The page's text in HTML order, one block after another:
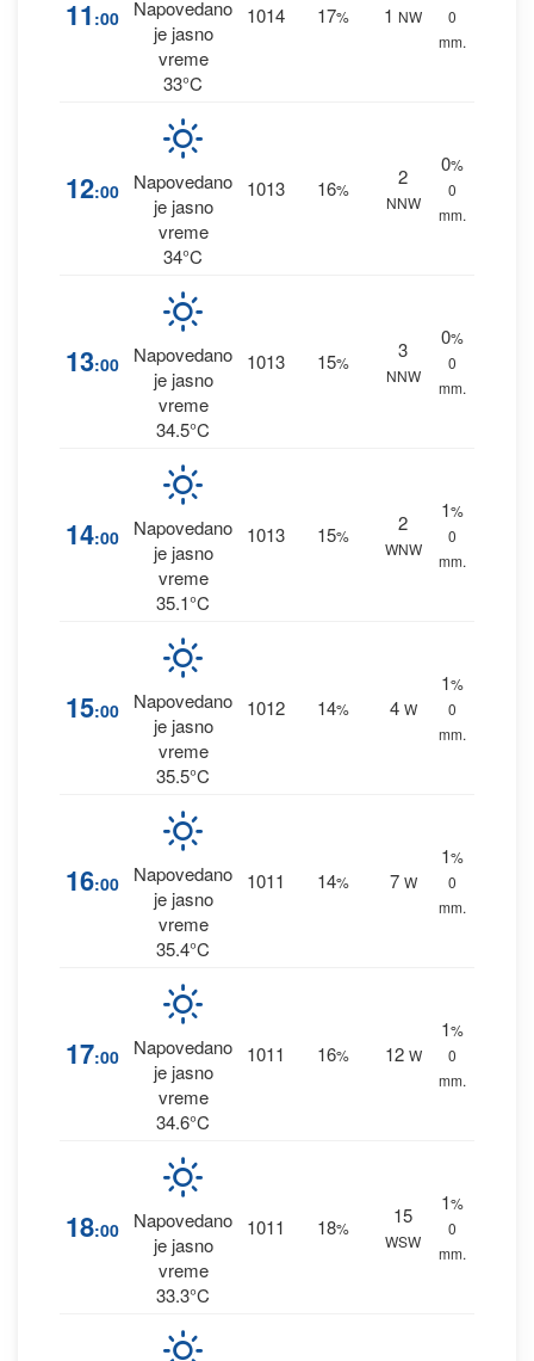
11 :00
Napovedano
je jasno
vreme
33°C
1014 17% 1 NW
0
mm.
12:00
Napovedano
je jasno
vreme
34°C
1013 16%
2
NNW
0%
0
mm.
13:00
Napovedano
je jasno
vreme
34.5°C
1013 15%
3
NNW
0%
0
mm.
14:00
Napovedano
je jasno
vreme
35.1°C
1013 15%
2
WNW
1%
0
mm.
15:00
Napovedano
je jasno
vreme
35.5°C
1012 14% 4 W
1%
0
mm.
16:00
Napovedano
je jasno
vreme
35.4°C
1011 14% 7 W
1%
0
mm.
17:00
Napovedano
je jasno
vreme
34.6°C
1011 16% 12 W
1%
0
mm.
18:00
Napovedano
je jasno
vreme
33.3°C
1011 18%
15
WSW
1%
0
mm.